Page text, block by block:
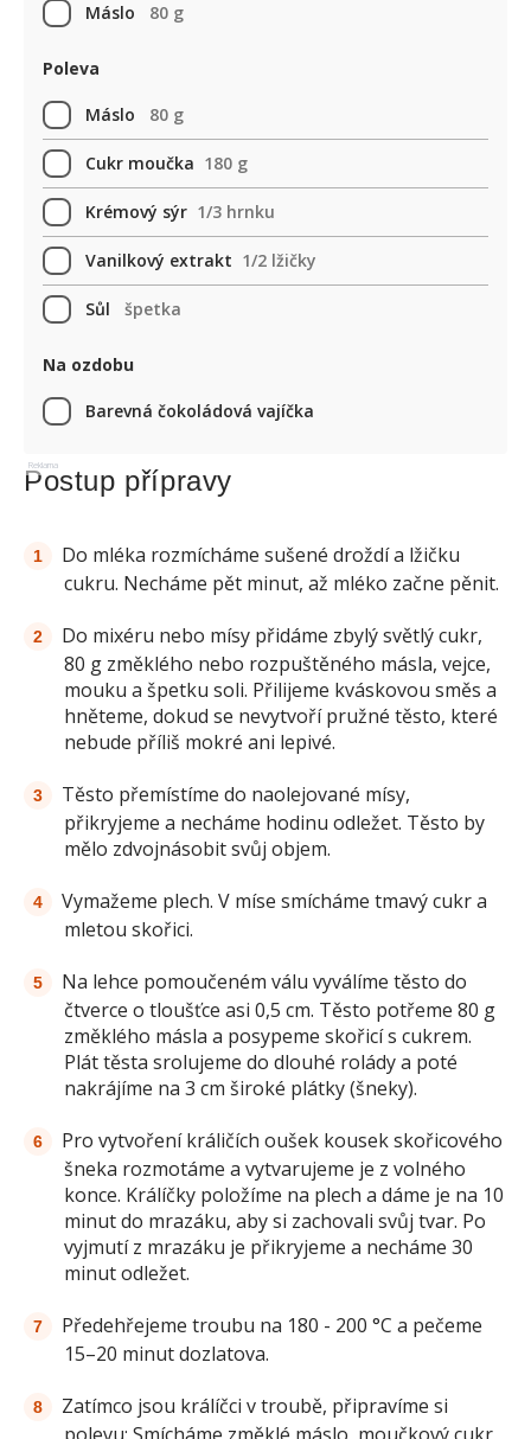
Máslo 80 g
Poleva
Máslo 80 g
Cukr moučka 180 g
Krémový sýr 1/3 hrnku
Vanilkový extrakt 1/2 lžičky
Sůl špetka
Na ozdobu
Barevná čokoládová vajíčka
Reklama
Postup přípravy
Do mléka rozmícháme sušené droždí a lžičku
cukru. Necháme pět minut, až mléko začne pěnit.
Do mixéru nebo mísy přidáme zbylý světlý cukr,
80 g změklého nebo rozpuštěného másla, vejce,
mouku a špetku soli. Přilijeme kváskovou směs a
hněteme, dokud se nevytvoří pružné těsto, které
nebude příliš mokré ani lepivé.
Těsto přemístíme do naolejované mísy,
přikryjeme a necháme hodinu odležet. Těsto by
mělo zdvojnásobit svůj objem.
Vymažeme plech. V míse smícháme tmavý cukr a
mletou skořici.
Na lehce pomoučeném válu vyválíme těsto do
čtverce o tloušťce asi 0,5 cm. Těsto potřeme 80 g
změklého másla a posypeme skořicí s cukrem.
Plát těsta srolujeme do dlouhé rolády a poté
nakrájíme na 3 cm široké plátky (šneky).
Pro vytvoření králičích oušek kousek skořicového
šneka rozmotáme a vytvarujeme je z volného
konce. Králíčky položíme na plech a dáme je na 10
minut do mrazáku, aby si zachovali svůj tvar. Po
vyjmutí z mrazáku je přikryjeme a necháme 30
minut odležet.
Předehřejeme troubu na 180 - 200 °C a pečeme
15–20 minut dozlatova.
Zatímco jsou králíčci v troubě, připravíme si